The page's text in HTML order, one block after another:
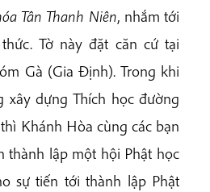
Tân Thanh Niên, nhắm tới
Tờ này đặt căn cứ tại
Gà (Gia Định). Trong khi
xây dựng Thích học đường
Khánh Hòa cùng các bạn
thành lập một hội Phật học
sự tiến tới thành lập Phật